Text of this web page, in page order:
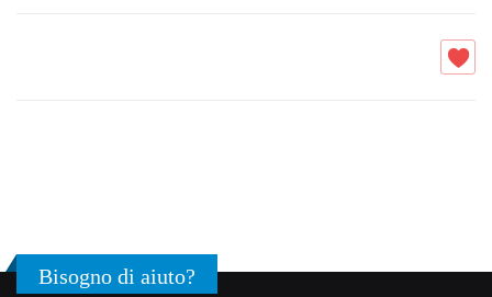
Bisogno di aiuto?